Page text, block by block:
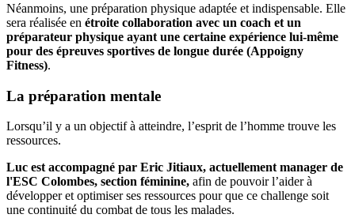
Néanmoins, une préparation physique adaptée et indispensable. Elle
sera réalisée en étroite collaboration avec un coach et un
préparateur physique ayant une certaine expérience lui-même
pour des épreuves sportives de longue durée (Appoigny
Fitness).
La préparation mentale
Lorsqu’il y a un objectif à atteindre, l’esprit de l’homme trouve les
ressources.
Luc est accompagné par Eric Jitiaux, actuellement manager de
l'ESC Colombes, section féminine, afin de pouvoir l’aider à
développer et optimiser ses ressources pour que ce challenge soit
une continuité du combat de tous les malades.